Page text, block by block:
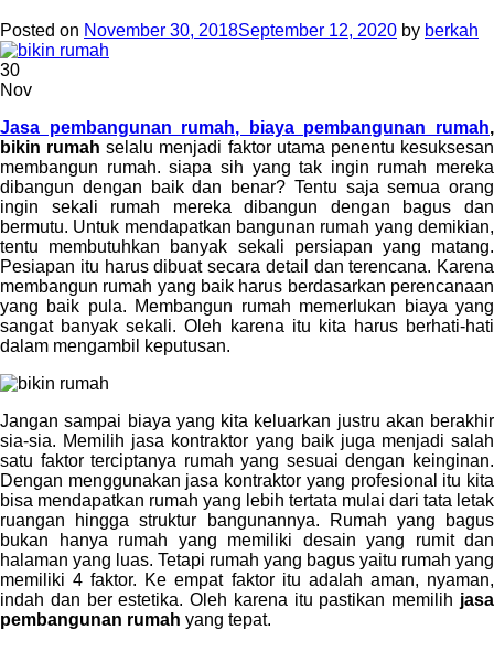
Posted on November 30, 2018September 12, 2020 by berkah
30
Nov
Jasa pembangunan rumah, biaya pembangunan rumah,
bikin rumahselalu menjadi faktor utama penentu kesuksesan
membangun rumah. siapa sih yang tak ingin rumah mereka
dibangun dengan baik dan benar? Tentu saja semua orang
ingin sekali rumah mereka dibangun dengan bagus dan
bermutu. Untuk mendapatkan bangunan rumah yang demikian,
tentu membutuhkan banyak sekali persiapan yang matang.
Pesiapan itu harus dibuat secara detail dan terencana. Karena
membangun rumah yang baik harus berdasarkan perencanaan
yang baik pula. Membangun rumah memerlukan biaya yang
sangat banyak sekali. Oleh karena itu kita harus berhati-hati
dalam mengambil keputusan.
Jangan sampai biaya yang kita keluarkan justru akan berakhir
sia-sia. Memilih jasa kontraktor yang baik juga menjadi salah
satu faktor terciptanya rumah yang sesuai dengan keinginan.
Dengan menggunakan jasa kontraktor yang profesional itu kita
bisa mendapatkan rumah yang lebih tertata mulai dari tata letak
ruangan hingga struktur bangunannya. Rumah yang bagus
bukan hanya rumah yang memiliki desain yang rumit dan
halaman yang luas. Tetapi rumah yang bagus yaitu rumah yang
memiliki 4 faktor. Ke empat faktor itu adalah aman, nyaman,
indah dan ber estetika. Oleh karena itu pastikan memilih jasa
pembangunan rumah yang tepat.